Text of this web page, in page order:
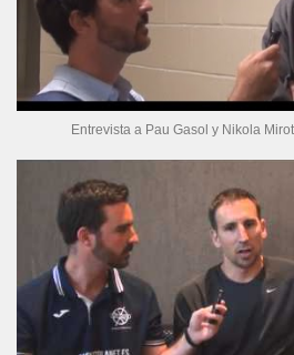
Entrevista a Pau Gasol y Nikola